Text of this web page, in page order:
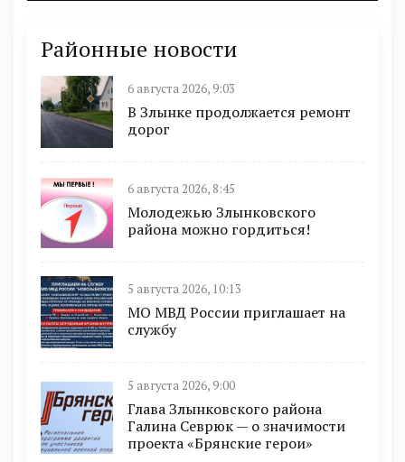
Районные новости
6 августа 2026, 9:03
В Злынке продолжается ремонт
дорог
6 августа 2026, 8:45
Молодежью Злынковского
района можно гордиться!
5 августа 2026, 10:13
МО МВД России приглашает на
службу
5 августа 2026, 9:00
Глава Злынковского района
Галина Севрюк — о значимости
проекта «Брянские герои»